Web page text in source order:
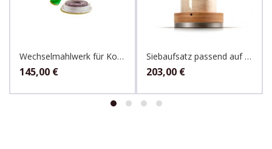
Wechselmahlwerk für Komo 600 Watt Mühlen
145,00 €
Siebaufsatz passend auf jede Komo Getreidemühle für fein,mittel, und grob
203,00 €